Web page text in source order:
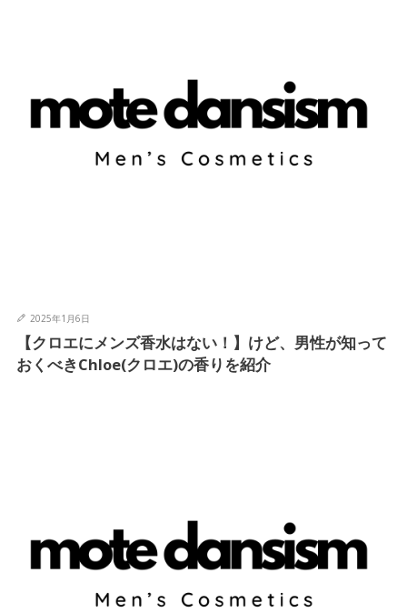
2025年1月6日
【クロエにメンズ香水はない！】けど、男性が知って
おくべきChloe(クロエ)の香りを紹介